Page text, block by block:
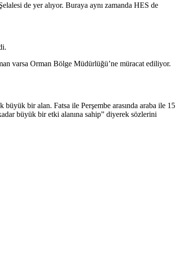
de yer alıyor. Buraya aynı zamanda HES de
varsa Orman Bölge Müdürlüğü’ne müracat ediliyor.
büyük bir alan. Fatsa ile Perşembe arasında araba ile 15
büyük bir etki alanına sahip” diyerek sözlerini